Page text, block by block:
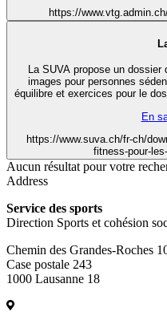
https://
La SUVA propose un
images pour personnes
équilibre et exercices pour le
En
https://www.suva.ch/fr-ch/
fitness-pour-
Aucun résultat pour votre
Address
Service des sports
Direction Sports et cohésion
Chemin des Grandes-Roches
Case postale 243
1000 Lausanne 18